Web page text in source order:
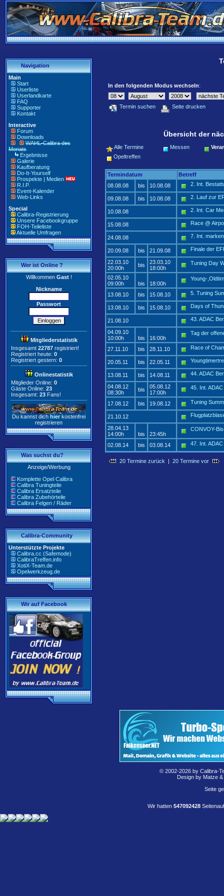
Navigation
Main
Start
Userliste
Userlandkarte
FAQ
Supporter
Kontakt
Interactive
Forum
Downloads
WAHL-Calibra des
Monats
Ergebnisse
Galerie
Kaufberatung
Do-It-Yourself
Prospekte | Medien
R.I.P.
Event-Kalender
Web-Links
Special
Calibra-Registrierung
Unsere Facebookgruppe
FOH-Teileliste
Aktuelle Umfragen
Wer ist Online ?
WillkommenGast!
Nickname
Passwort
Mitgliederstatistik
Insgesamt 22787 registriert!
Registriert heute: 0
Registriert gestern: 0
Onlinestatistik
Mitglieder Online: 0
Gäste Online: 23
Insgesamt: 23 Fans!
Du kannst dich hier kostenfrei
registrieren
Was suchst du?
Anzeige/Werbung
Komplette Opel Calibra
Calibra Tuningteile
Calibra Ersatzteile
Calibra Zubehörteile
Calibra Felgen / Räder
Calibra-Community
Unterstützte Projekte
Calibra.cc (Safemode)
CalibraTreffen.info
XotiX-Team.de
Opelwerkzeug.de
Wir auf Facebook
In den folgenden Modus wechseln:
Termin suchen Seite drucken
Übersicht der
Alle Termine Messen
Opeltreffen
Termindatum
Betreff
08.08.08
bis 10.08.08 2. Int.
09.08.08 bis 10.08.08 2. Lauf zur
10.08.08 2. Int. Car
15.08.08 Race @
24.08.08 7. Int.
20.09.08 bis 21.09.08 Finale der
22.03.10
20:00h
bis
23.03.10
18:00h
Tuning Day
02.05.10
09:00h
bis 18:00h
Young-
13.08.10 bis 15.08.10 5. Tuning
13.08.10 bis 15.08.10 Days of
21.08.10 43. ADAC
04.09.10
10:00h
bis 16:00h
Tag der
27.11.10 bis 28.11.10 Race of
20.05.11 bis 22.05.11
13.08.11 bis 14.08.11 44. ADAC
04.08.12
08:30h
bis
05.08.12
17:00h
45. Int.
17.08.12 bis 19.08.12 Tuning
21.10.12
28.04.13
14:00h
bis 23:45h
CONVOY-
02.08.14 bis 03.08.14 47. Int.
20 Termine zurück | 20 Termine vor
© 2002-2026 by Calibra-
Design by Matze
Seite
Wir hatten 547092428